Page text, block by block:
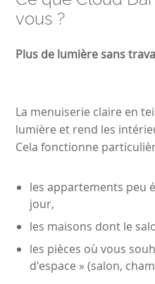
vous ?
Plus de lumière sans
La menuiserie claire en
lumière et rend les
Cela fonctionne
les appartements peu
jour,
les maisons dont le
les pièces où vous
d'espace » (salon,